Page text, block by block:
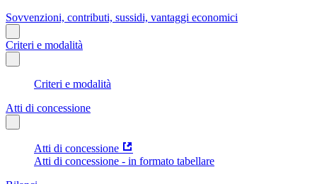
Sovvenzioni, contributi, sussidi, vantaggi economici
Criteri e modalità
Criteri e modalità
Atti di concessione
Atti di concessione
Atti di concessione - in formato tabellare